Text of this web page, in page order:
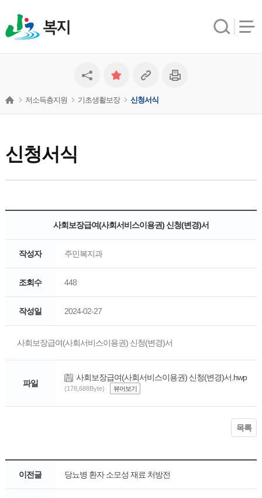
복지
신청서식
저소득층지원 기초생활보장 신청서식
사회보장급여(사회서비스이용권) 신청(변경)서
작성자 주민복지과
조회수 448
작성일 2024-02-27
사회보장급여(사회서비스이용권) 신청(변경)서
파일
사회보장급여(사회서비스이용권) 신청(변경)서.hwp
(178,688Byte) 뷰어보기
목록
이전글 당뇨병 환자 소모성 재료 처방전